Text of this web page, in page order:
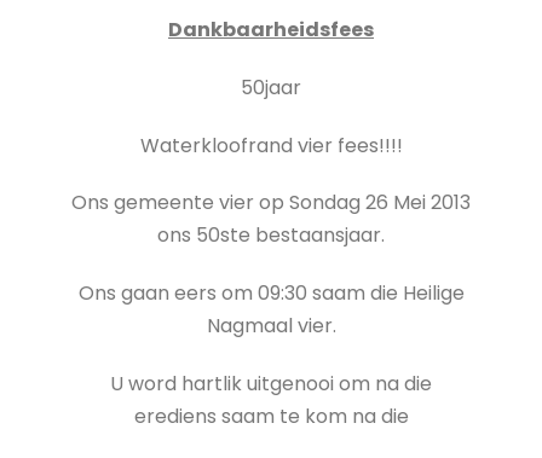
Dankbaarheidsfees
50jaar
Waterkloofrand vier fees!!!!
Ons gemeente vier op Sondag 26 Mei 2013
ons 50ste bestaansjaar.
Ons gaan eers om 09:30 saam die Heilige
Nagmaal vier.
U word hartlik uitgenooi om na die
erediens saam te kom na die